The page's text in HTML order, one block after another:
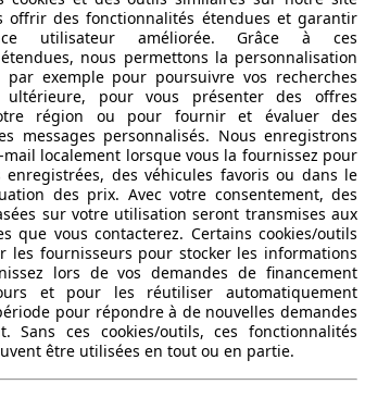
offrir des fonctionnalités étendues et garantir
utilisateur améliorée. Grâce à ces
nous permettons la personnalisation
exemple pour poursuivre vos recherches
ultérieure, pour vous présenter des offres
région ou pour fournir et évaluer des
messages personnalisés. Nous enregistrons
mail localement lorsque vous la fournissez pour
enregistrées, des véhicules favoris ou dans le
des prix. Avec votre consentement, des
sur votre utilisation seront transmises aux
que vous contacterez. Certains cookies/outils
les fournisseurs pour stocker les informations
lors de vos demandes de financement
et pour les réutiliser automatiquement
pour répondre à de nouvelles demandes
Sans ces cookies/outils, ces fonctionnalités
être utilisées en tout ou en partie.